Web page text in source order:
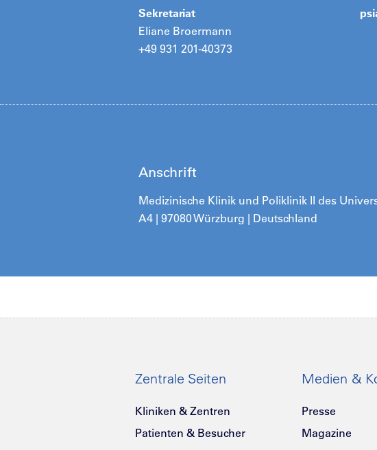
Sekretariat
Eliane Broermann
+49 931 201-40373
Anschrift
Medizinische Klinik und Poliklinik II des
A4 | 97080 Würzburg | Deutschland
Zentrale Seiten
Kliniken & Zentren
Patienten & Besucher
Medien &
Presse
Magazine